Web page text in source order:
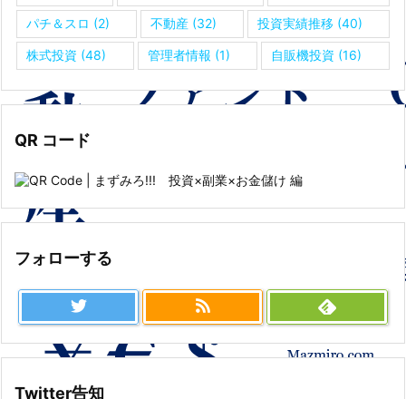
パチ＆スロ (2) 不動産 (32) 投資実績推移 (40)
株式投資 (48) 管理者情報 (1) 自販機投資 (16)
QR コード
フォローする
Twitter告知